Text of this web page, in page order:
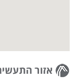
אזור